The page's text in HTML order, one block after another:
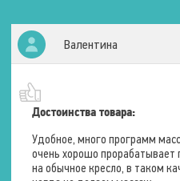
Программы
Количество автоматических
программ
Таймер
Ручной режим
Валентина
Достоинства товара:
Удобное, много программ
очень хорошо прорабатывает
на обычное кресло, в таком